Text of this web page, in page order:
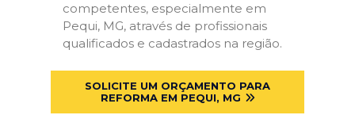
competentes, especialmente em
Pequi, MG, através de profissionais
qualificados e cadastrados na região.
SOLICITE UM ORÇAMENTO PARA
REFORMA EM PEQUI, MG